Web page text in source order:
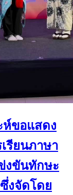
ห์ขอแสดง
รียนภาษา
งขันทักษะ
งจัดโดย